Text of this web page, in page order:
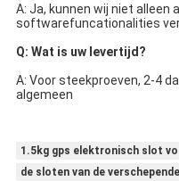
A: Ja, kunnen wij niet alleen
softwarefuncationalities
Q: Wat is uw levertijd?
A: Voor steekproeven, 2-4
algemeen
1.5kg gps elektronisch slot
de sloten van de